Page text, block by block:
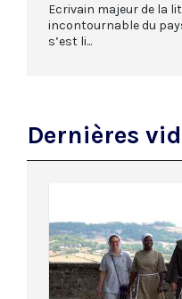
Ecrivain majeur de la
incontournable du
s’est li...
Dernières